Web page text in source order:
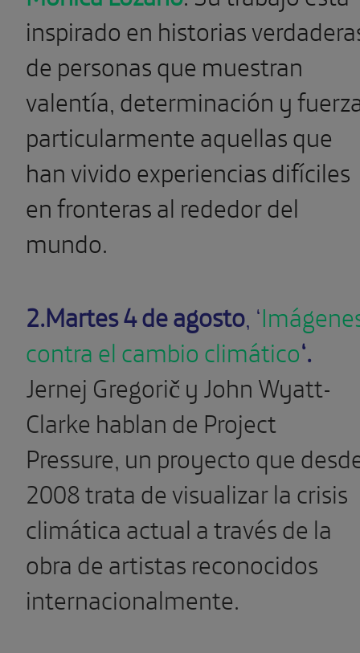
inspirado en historias
de personas que muestran
valentía, determinación y
particularmente aquellas que
han vivido experiencias difíciles
en fronteras al rededor del
mundo.
2.Martes 4 de agosto, ‘
contra el cambio climático‘.
Jernej Gregorič y John Wyatt-
Clarke hablan de Project
Pressure, un proyecto que
2008 trata de visualizar la crisis
climática actual a través de la
obra de artistas reconocidos
internacionalmente.